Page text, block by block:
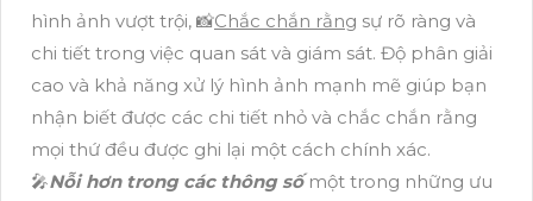
hình ảnh vượt trội, 📸Chắc chắn rằng sự rõ ràng và
chi tiết trong việc quan sát và giám sát. Độ phân giải
cao và khả năng xử lý hình ảnh mạnh mẽ giúp bạn
nhận biết được các chi tiết nhỏ và chắc chắn rằng
mọi thứ đều được ghi lại một cách chính xác.
🎤Nỗi hơn trong các thông sốmột trong những ưu